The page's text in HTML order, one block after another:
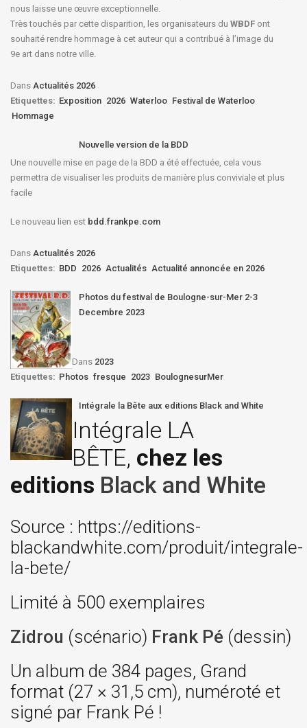
nous laisse une œuvre exceptionnelle.
Très touchés par cette disparition, les organisateurs du WBDF ont
souhaité rendre hommage à cet auteur qui a contribué à l’image du
9e art dans notre ville.
Dans Actualités 2026
Etiquettes: Exposition 2026 Waterloo Festival de Waterloo
Hommage
Nouvelle version de la BDD
Une nouvelle mise en page de la BDD a été effectuée, cela vous
permettra de visualiser les produits de manière plus conviviale et plus
facile
Le nouveau lien est bdd.frankpe.com
Dans Actualités 2026
Etiquettes: BDD 2026 Actualités Actualité annoncée en 2026
Photos du festival de Boulogne-sur-Mer 2-3
Decembre 2023
Dans 2023
Etiquettes: Photos fresque 2023 BoulognesurMer
Intégrale la Bête aux editions Black and White
Intégrale LA
BÊTE, chez les
editions Black and White
Source : https://editions-
blackandwhite.com/produit/integrale-
la-bete/
Limité à 500 exemplaires
Zidrou (scénario) Frank Pé (dessin)
Un album de 384 pages, Grand
format (27 × 31,5 cm), numéroté et
signé par Frank Pé !